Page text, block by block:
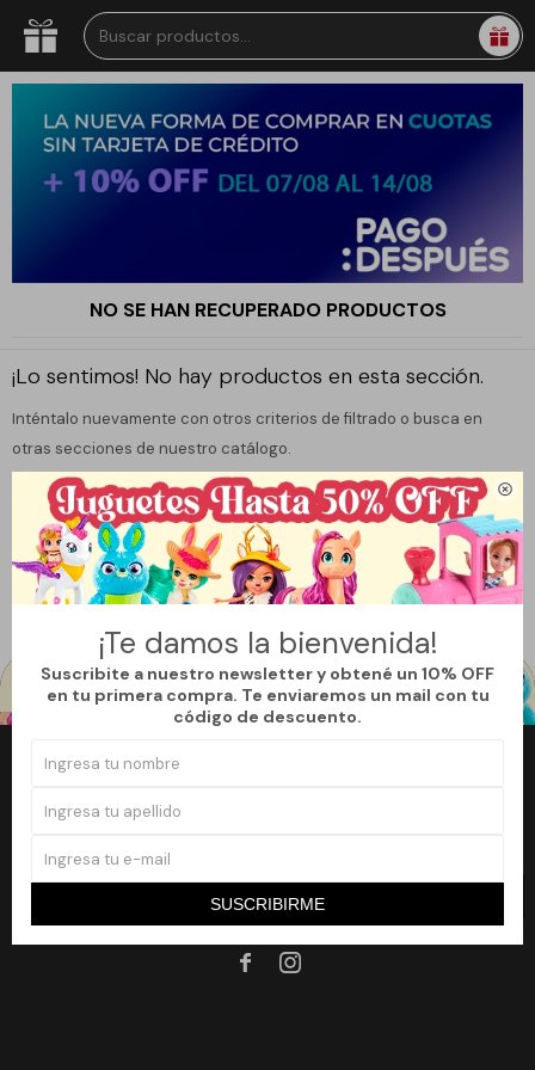

¡Te damos la bienvenida!
Suscribite a nuestro newsletter y obtené un 10% OFF
en tu primera compra. Te enviaremos un mail con tu
código de descuento.
SUSCRIBIRME
NO SE HAN RECUPERADO PRODUCTOS
¡Lo sentimos! No hay productos en esta sección.
Inténtalo nuevamente con otros criterios de filtrado o busca en
otras secciones de nuestro catálogo.
Filtrando por: Juguetería Labubu Quitar filtros
Te recomendamos quitar: Labubu
¡Suscribite a nuestro newsletter y accedé a un 10% off en tu primera
 